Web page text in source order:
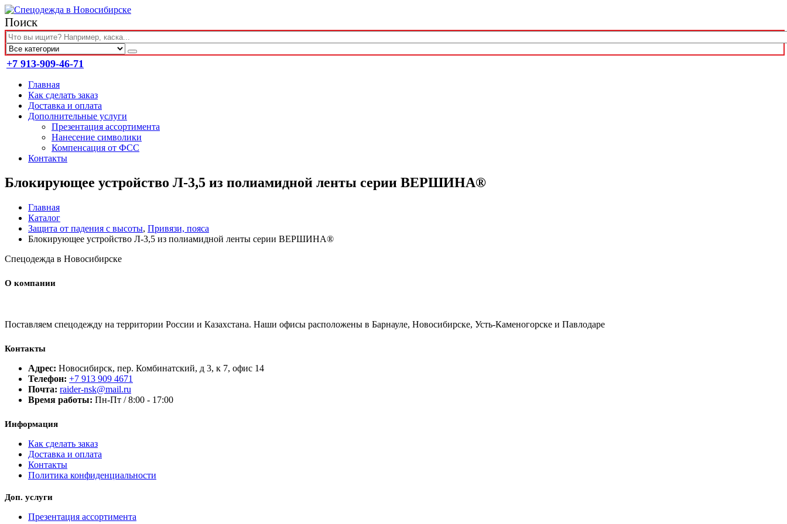
Поиск
+7 913-909-46-71
Главная
Как сделать заказ
Доставка и оплата
Дополнительные услуги
Презентация ассортимента
Нанесение символики
Компенсация от ФСС
Контакты
Блокирующее устройство Л-3,5 из полиамидной ленты серии ВЕРШИНА®
Главная
Каталог
Защита от падения с высоты, Привязи, пояса
Блокирующее устройство Л-3,5 из полиамидной ленты серии ВЕРШИНА®
Спецодежда в Новосибирске
О компании
Поставляем спецодежду на территории России и Казахстана. Наши офисы расположены в Барнауле, Новосибирске, Усть-Каменогорске и Павлодаре
Контакты
Адрес: Новосибирск, пер. Комбинатский, д 3, к 7, офис 14
Телефон: +7 913 909 4671
Почта: raider-nsk@mail.ru
Время работы: Пн-Пт / 8:00 - 17:00
Информация
Как сделать заказ
Доставка и оплата
Контакты
Политика конфиденциальности
Доп. услуги
Презентация ассортимента